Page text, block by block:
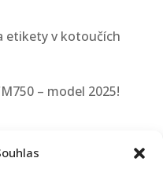
etikety v kotoučích
– model 2025!